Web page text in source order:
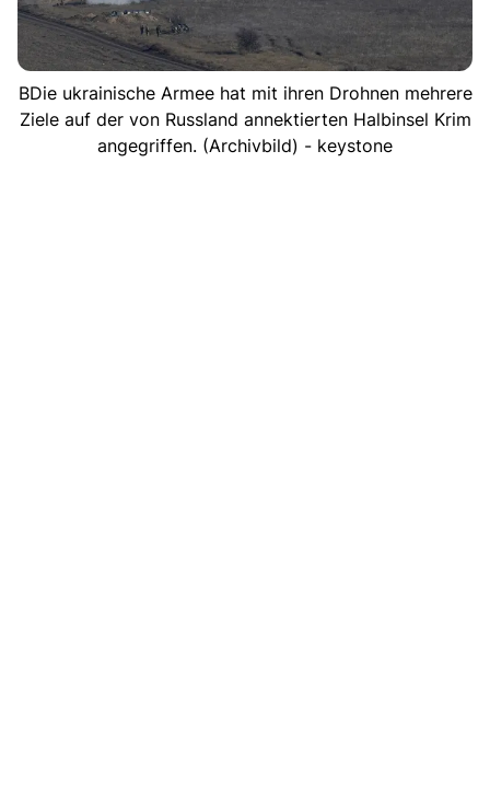
BDie ukrainische Armee hat mit ihren Drohnen mehrere
Ziele auf der von Russland annektierten Halbinsel Krim
angegriffen. (Archivbild) - keystone